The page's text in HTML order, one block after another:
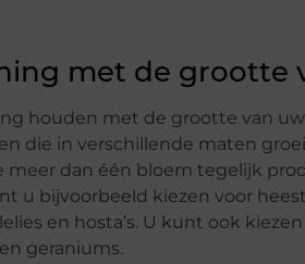
met de grootte
houden met de grootte van
die in verschillende maten
meer dan één bloem tegelijk
u bijvoorbeeld kiezen voor
en hosta’s. U kunt ook
geraniums.